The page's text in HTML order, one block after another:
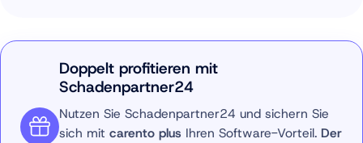
Doppelt profitieren mit
Schadenpartner24
Nutzen Sie Schadenpartner24 und sichern Sie
sich mit carento plus Ihren Software-Vorteil. Der